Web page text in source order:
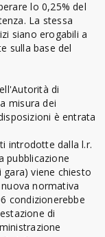
lo 0,25% del
La stessa
siano erogabili a
sulla base del
di
misura dei
è entrata
introdotte dalla l.r.
pubblicazione
viene chiesto
normativa
condizionerebbe
di